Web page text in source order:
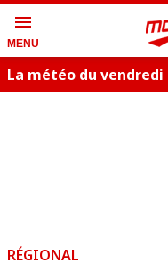
menu
MENU
La météo du vendredi
RÉGIONAL